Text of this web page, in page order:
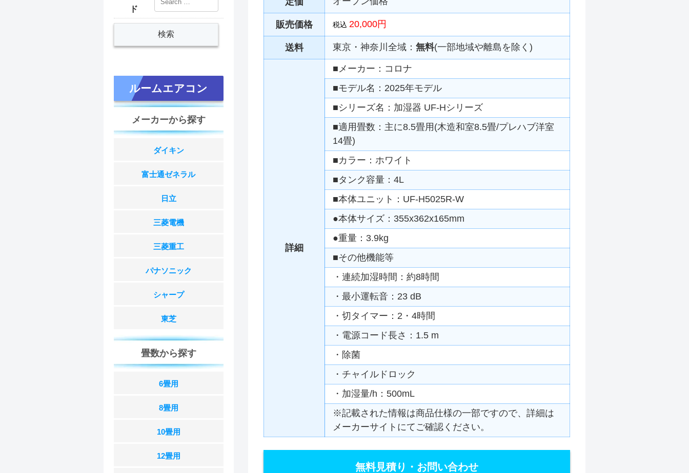
販売価格 税込 20,000円
送料 東京・神奈川全域： 無料(一部地域や離島を除く)
詳細
■メーカー：コロナ
■モデル名：2025年モデル
■シリーズ名：加湿器 UF-Hシリーズ
■適用畳数：主に8.5畳用(木造和室8.5畳/プレハブ洋室
14畳)
■カラー：ホワイト
■タンク容量：4L
■本体ユニット：UF-H5025R-W
●本体サイズ：355x362x165mm
●重量：3.9kg
■その他機能等
・連続加湿時間：約8時間
・最小運転音：23 dB
・切タイマー：2・4時間
・電源コード長さ：1.5 m
・除菌
・チャイルドロック
・加湿量/h：500mL
※記載された情報は商品仕様の一部ですので、詳細は
メーカーサイトにてご確認ください。
無料見積り・お問い合わせ
ド
ルームエアコン
メーカーから探す
ダイキン
富士通ゼネラル
日立
三菱電機
三菱重工
パナソニック
シャープ
東芝
畳数から探す
6畳用
8畳用
10畳用
12畳用